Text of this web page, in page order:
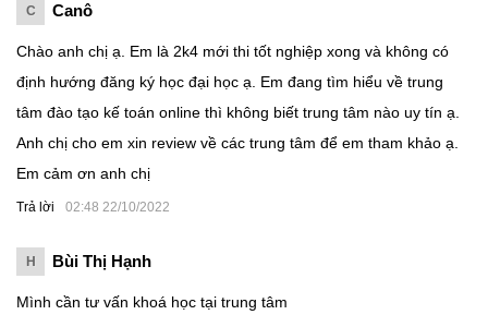
C Canô
Chào anh chị ạ. Em là 2k4 mới thi tốt nghiệp xong và không có
định hướng đăng ký học đại học ạ. Em đang tìm hiểu về trung
tâm đào tạo kế toán online thì không biết trung tâm nào uy tín ạ.
Anh chị cho em xin review về các trung tâm để em tham khảo ạ.
Em cảm ơn anh chị
Trả lời 02:48 22/10/2022
H Bùi Thị Hạnh
Mình cần tư vấn khoá học tại trung tâm